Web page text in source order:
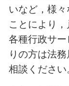
いなど，様
ことにより
各種行政サ
りの方は法
相談ください